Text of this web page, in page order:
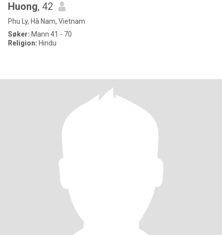
Huong, 42
Phu Ly, Hà Nam, Vietnam
Søker: Mann 41 - 70
Religion: Hindu